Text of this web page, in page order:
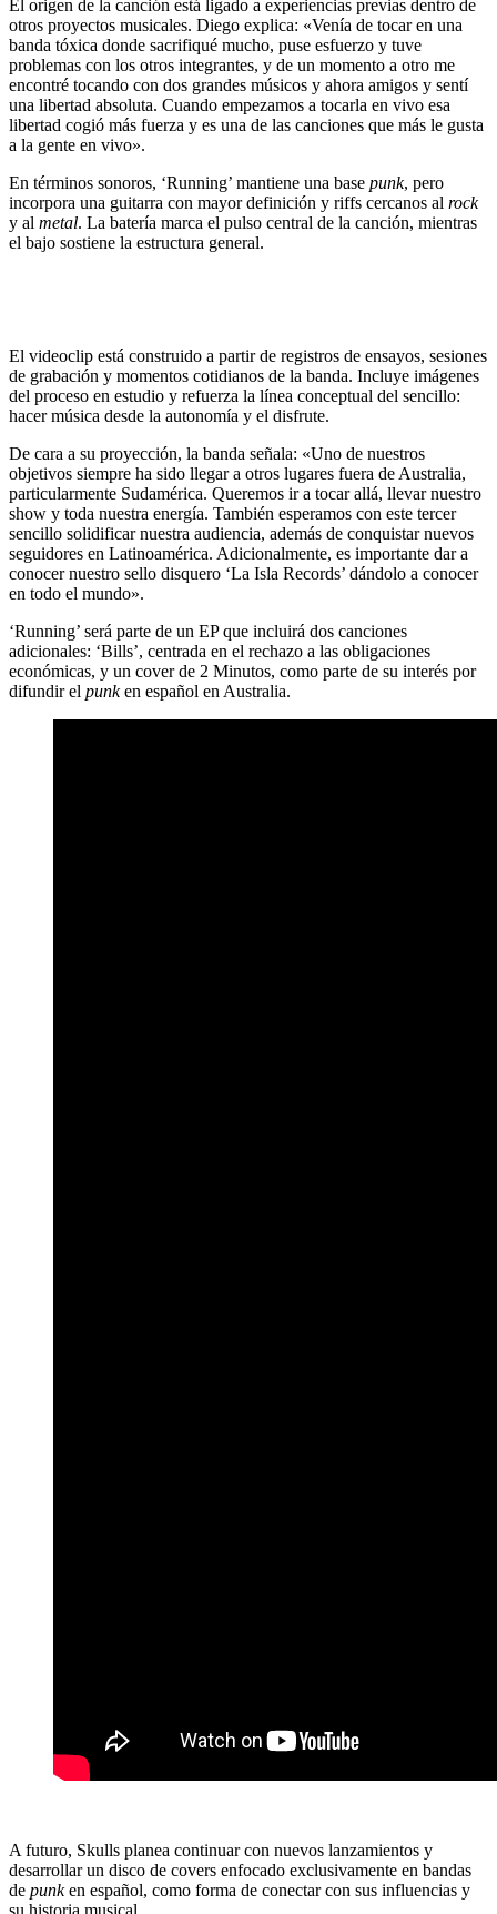
El origen de la canción está ligado a experiencias previas dentro de
otros proyectos musicales. Diego explica: «Venía de tocar en una
banda tóxica donde sacrifiqué mucho, puse esfuerzo y tuve
problemas con los otros integrantes, y de un momento a otro me
encontré tocando con dos grandes músicos y ahora amigos y sentí
una libertad absoluta. Cuando empezamos a tocarla en vivo esa
libertad cogió más fuerza y es una de las canciones que más le gusta
a la gente en vivo».
En términos sonoros, ‘Running’ mantiene una base punk, pero
incorpora una guitarra con mayor definición y riffs cercanos al rock
y al metal. La batería marca el pulso central de la canción, mientras
el bajo sostiene la estructura general.
El videoclip está construido a partir de registros de ensayos, sesiones
de grabación y momentos cotidianos de la banda. Incluye imágenes
del proceso en estudio y refuerza la línea conceptual del sencillo:
hacer música desde la autonomía y el disfrute.
De cara a su proyección, la banda señala: «Uno de nuestros
objetivos siempre ha sido llegar a otros lugares fuera de Australia,
particularmente Sudamérica. Queremos ir a tocar allá, llevar nuestro
show y toda nuestra energía. También esperamos con este tercer
sencillo solidificar nuestra audiencia, además de conquistar nuevos
seguidores en Latinoamérica. Adicionalmente, es importante dar a
conocer nuestro sello disquero ‘La Isla Records’ dándolo a conocer
en todo el mundo».
‘Running’ será parte de un EP que incluirá dos canciones
adicionales: ‘Bills’, centrada en el rechazo a las obligaciones
económicas, y un cover de 2 Minutos, como parte de su interés por
difundir el punken español en Australia.
A futuro, Skulls planea continuar con nuevos lanzamientos y
desarrollar un disco de covers enfocado exclusivamente en bandas
de punken español, como forma de conectar con sus influencias y
su historia musical.